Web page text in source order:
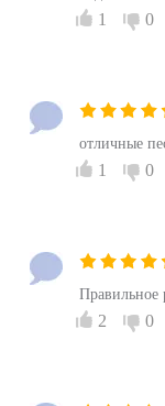
1 0
отличные
1 0
Правильное
2 0